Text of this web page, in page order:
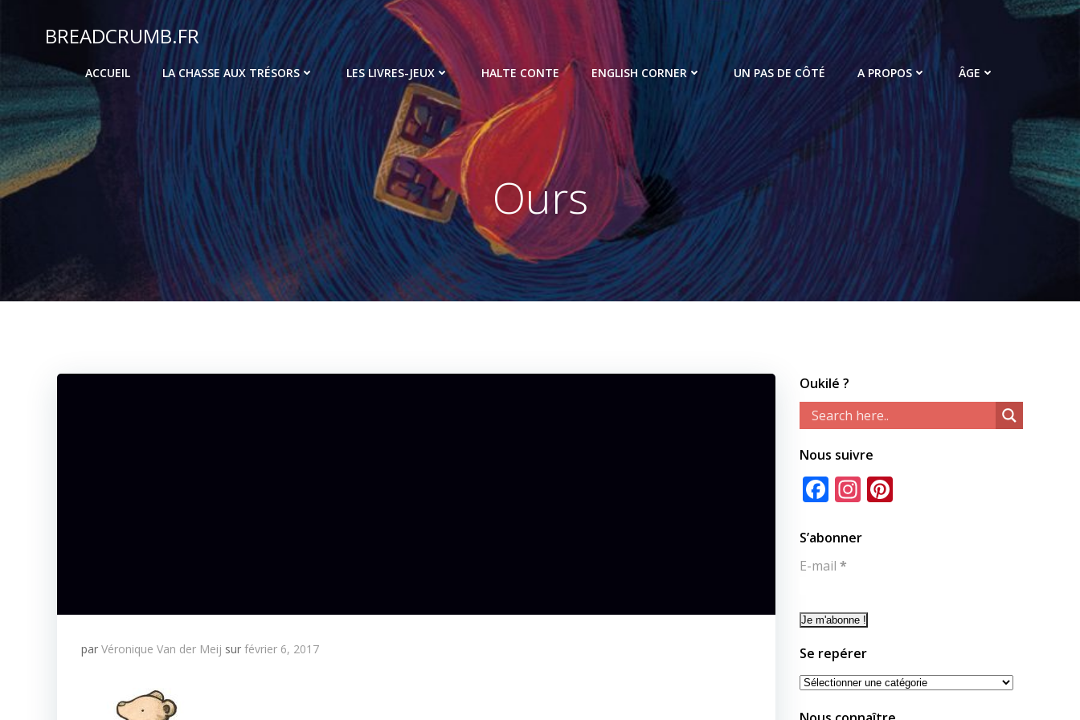
contenuBREADCRUMB.FR
ACCUEIL LA CHASSE AUX TRÉSORS LES LIVRES-JEUX HALTE CONTE ENGLISH CORNER UN PAS DE CÔTÉ A PROPOS ÂGE
Ours
par Véronique Van der Meij sur février 6, 2017
Oukilé ?
Nous suivre
Facebook
Instagram
S’abonner
E-mail *
Se repérer
Se